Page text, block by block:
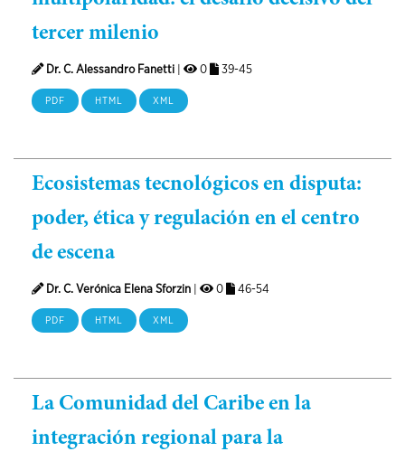
tercer milenio
Dr. C. Alessandro Fanetti 0 39-45
PDF HTML XML
Ecosistemas tecnológicos en disputa:
poder, ética y regulación en el centro
de escena
Dr. C. Verónica Elena Sforzin 0 46-54
PDF HTML XML
La Comunidad del Caribe en la
integración regional para la